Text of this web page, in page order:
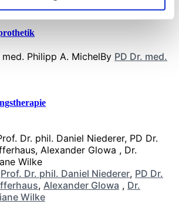
By PD Dr. med.
Prof. Dr. phil. Daniel Niederer, PD Dr.
, Alexander Glowa , Dr.
Wilke